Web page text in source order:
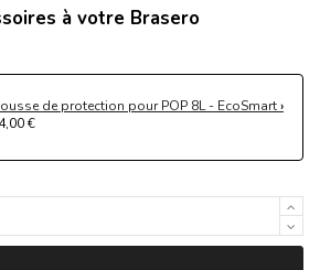
à votre Brasero
de protection pour POP 8L - EcoSmart
€